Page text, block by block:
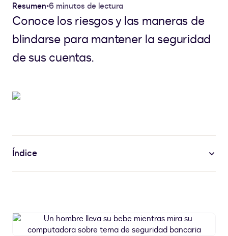
Resumen•6 minutos de lectura
Conoce los riesgos y las maneras de
blindarse para mantener la seguridad
de sus cuentas.
Índice
Un
hombre